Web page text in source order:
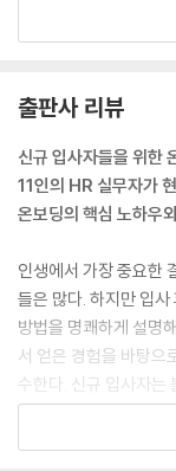
서 하라는 것도 답답
한 일거리를 쥐여주는
이렇게 업무를 수동적
다. 사업 과 수익 모델
것이다. 내 업무의 운
첫 출근 날 꼬여서 첫인
는 없다. ‘빈발 효과
인상의 영향을 받지만
대한 인식을 재정비한
이 더 커지게 되고, 이
향을 받게 된다. 첫인
도 등에서 긍정적이고
출판사 리뷰
신규 입사자들을 위한
11인의 HR 실무자가
온보딩의 핵심 노하우
인생에서 가장 중요한
들은 많다. 하지만 입
방법을 명쾌하게 설명
서 얻은 경험을 바탕으
수한다. 신규 입사자는
은 새로운 환경, 일, 사
도록 도움이 되는 유용